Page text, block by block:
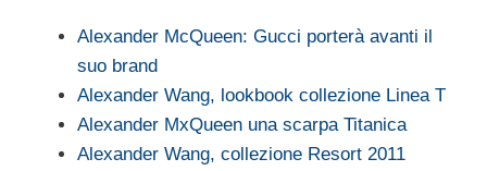
Alexander McQueen: Gucci porterà avanti il
suo brand
Alexander Wang, lookbook collezione Linea T
Alexander MxQueen una scarpa Titanica
Alexander Wang, collezione Resort 2011